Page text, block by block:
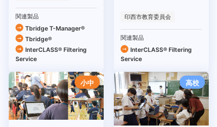
関連製品
Tbridge T-Manager®
Tbridge®
InterCLASS®︎ Filtering
Service
印西市教育委員会
関連製品
InterCLASS®︎ Filtering
Service
小中 高校